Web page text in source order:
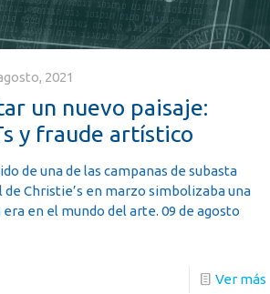
2021
un nuevo paisaje:
y fraude artístico
de una de las campanas de subasta
de Christie’s en marzo simbolizaba una
era en el mundo del arte. 09 de agosto
Ver más